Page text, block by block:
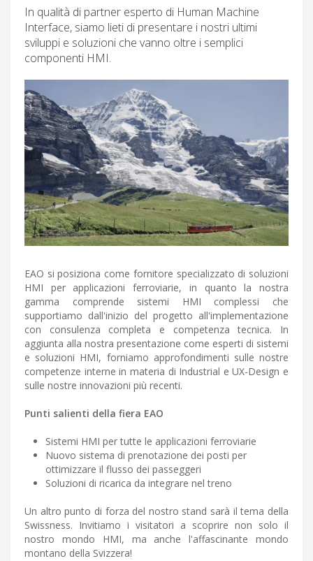
In qualità di partner esperto di Human Machine
Interface, siamo lieti di presentare i nostri ultimi
sviluppi e soluzioni che vanno oltre i semplici
componenti HMI.
EAO si posiziona come fornitore specializzato di soluzioni
HMI per applicazioni ferroviarie, in quanto la nostra
gamma comprende sistemi HMI complessi che
supportiamo dall'inizio del progetto all'implementazione
con consulenza completa e competenza tecnica. In
aggiunta alla nostra presentazione come esperti di sistemi
e soluzioni HMI, forniamo approfondimenti sulle nostre
competenze interne in materia di Industrial e UX-Design e
sulle nostre innovazioni più recenti.
Punti salienti della fiera EAO
Sistemi HMI per tutte le applicazioni ferroviarie
Nuovo sistema di prenotazione dei posti per
ottimizzare il flusso dei passeggeri
Soluzioni di ricarica da integrare nel treno
Un altro punto di forza del nostro stand sarà il tema della
Swissness. Invitiamo i visitatori a scoprire non solo il
nostro mondo HMI, ma anche l'affascinante mondo
montano della Svizzera!